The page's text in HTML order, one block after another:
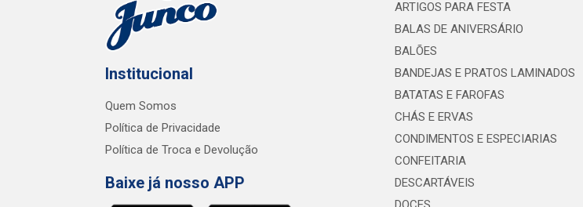
Institucional
Quem Somos
Política de Privacidade
Política de Troca e Devolução
Baixe já nosso APP
ARTIGOS PARA FESTA
BALAS DE ANIVERSÁRIO
BALÕES
BANDEJAS E PRATOS LAMINADOS
BATATAS E FAROFAS
CHÁS E ERVAS
CONDIMENTOS E ESPECIARIAS
CONFEITARIA
DESCARTÁVEIS